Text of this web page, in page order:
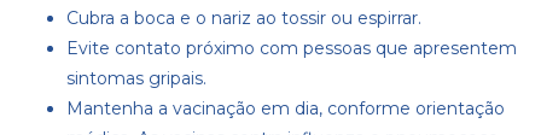
Cubra a boca e o nariz ao tossir ou espirrar.
Evite contato próximo com pessoas que apresentem
sintomas gripais.
Mantenha a vacinação em dia, conforme orientação